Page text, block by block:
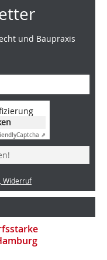
und Baupraxis
Captcha ⇗
Widerruf